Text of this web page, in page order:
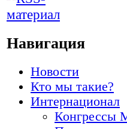
Навигация
Новости
Кто мы такие?
Интернационал
Конгрессы